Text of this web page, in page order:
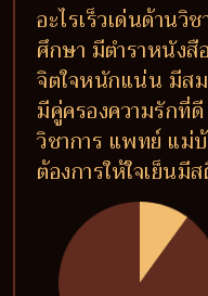
อะไรเร็วเด่นด้านวิ
ศึกษา มีตำราหนังสื
จิตใจหนักแน่น มีส
มีคู่ครองความรักที่
วิชาการ แพทย์ แม่
ต้องการให้ใจเย็นมี